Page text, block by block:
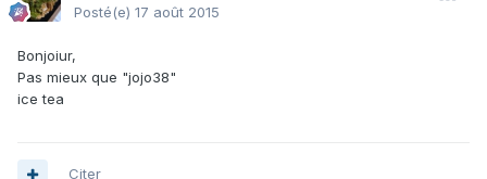
Posté(e) 17 août 2015
Bonjoiur,
Pas mieux que "jojo38"
ice tea
Citer